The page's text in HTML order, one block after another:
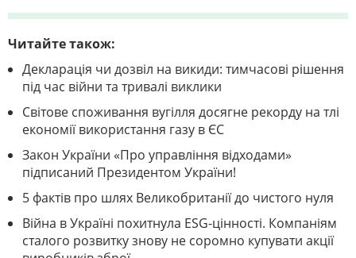
Читайте також:
Декларація чи дозвіл на викиди: тимчасові рішення
під час війни та тривалі виклики
Світове споживання вугілля досягне рекорду на тлі
економії використання газу в ЄС
Закон України «Про управління відходами»
підписаний Президентом України!
5 фактів про шлях Великобританії до чистого нуля
Війна в Україні похитнула ESG-цінності. Компаніям
сталого розвитку знову не соромно купувати акції